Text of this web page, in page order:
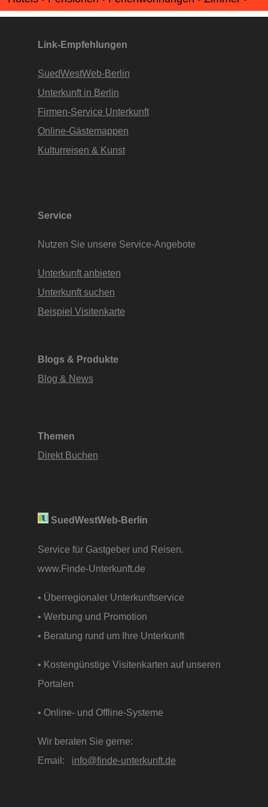
Apartments • www.Finde-Unterkunft.de
Link-Empfehlungen
SuedWestWeb-Berlin
Unterkunft in Berlin
Firmen-Service Unterkunft
Online-Gästemappen
Kulturreisen & Kunst
Service
Nutzen Sie unsere Service-Angebote
Unterkunft anbieten
Unterkunft suchen
Beispiel Visitenkarte
Blogs & Produkte
Blog & News
Themen
Direkt Buchen
SuedWestWeb-Berlin
Service für Gastgeber und Reisen.
www.Finde-Unterkunft.de
• Überregionaler Unterkunftservice
• Werbung und Promotion
• Beratung rund um Ihre Unterkunft
• Kostengünstige Visitenkarten auf unseren
Portalen
• Online- und Offline-Systeme
Wir beraten Sie gerne:
Email: info@finde-unterkunft.de